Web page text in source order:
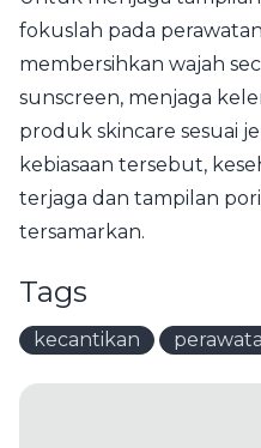
fokuslah pada
membersihkan wajah
sunscreen, menjaga
produk skincare sesuai
kebiasaan tersebut,
terjaga dan tampilan
tersamarkan.
Tags
kecantikan